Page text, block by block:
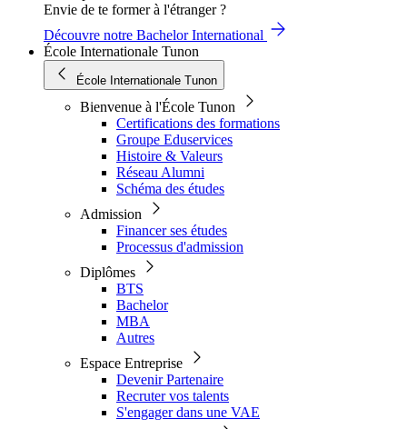
Envie de te former à l'étranger ?
Découvre notre Bachelor International
École Internationale Tunon
École Internationale Tunon
Bienvenue à l'École Tunon
Certifications des formations
Groupe Eduservices
Histoire & Valeurs
Réseau Alumni
Schéma des études
Admission
Financer ses études
Processus d'admission
Diplômes
BTS
Bachelor
MBA
Autres
Espace Entreprise
Devenir Partenaire
Recruter vos talents
S'engager dans une VAE